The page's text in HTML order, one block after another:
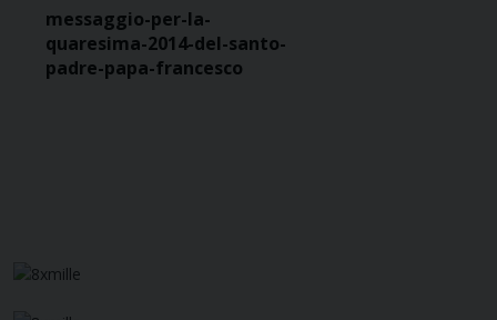
messaggio-per-la-
quaresima-2014-del-santo-
padre-papa-francesco